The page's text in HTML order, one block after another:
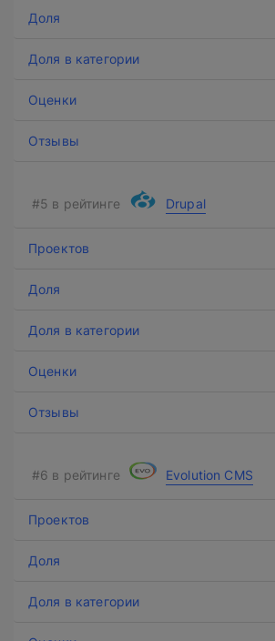
Drupal
Evolution CMS